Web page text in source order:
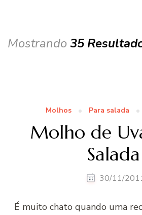
Mostrando35
Molhos Para salada
Molho de
Salada
30/11/
É muito chato quando uma